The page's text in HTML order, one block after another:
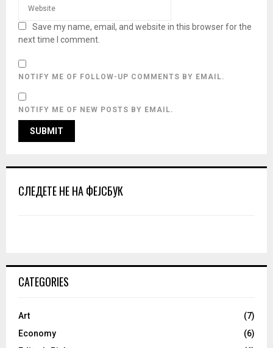
Save my name, email, and website in this browser for the
next time I comment.
NOTIFY ME OF FOLLOW-UP COMMENTS BY EMAIL.
NOTIFY ME OF NEW POSTS BY EMAIL.
СЛЕДЕТЕ НЕ НА ФЕЈСБУК
CATEGORIES
Art
(7)
Economy
(6)